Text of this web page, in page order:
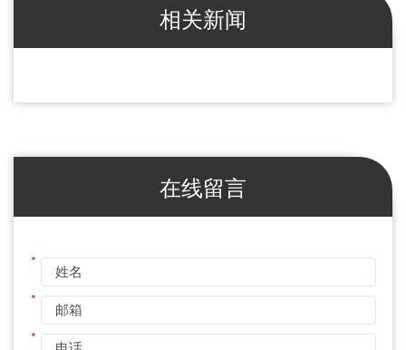
相关新闻
在线留言
*
*
*